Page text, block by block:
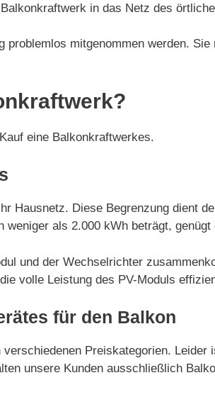
in das Netz des
mitgenommen werden.
eine Balkonkraftwerkes.
Hausnetz. Diese Begrenzung dient
als 2.000 kWh beträgt,
und der Wechselrichter
volle Leistung des PV-Moduls
für den Balkon
Preiskategorien.
unsere Kunden ausschließlich